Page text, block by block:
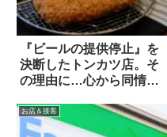
『ビールの提供停止』を
決断したトンカツ店。そ
の理由に…心から同情し
お店＆接客